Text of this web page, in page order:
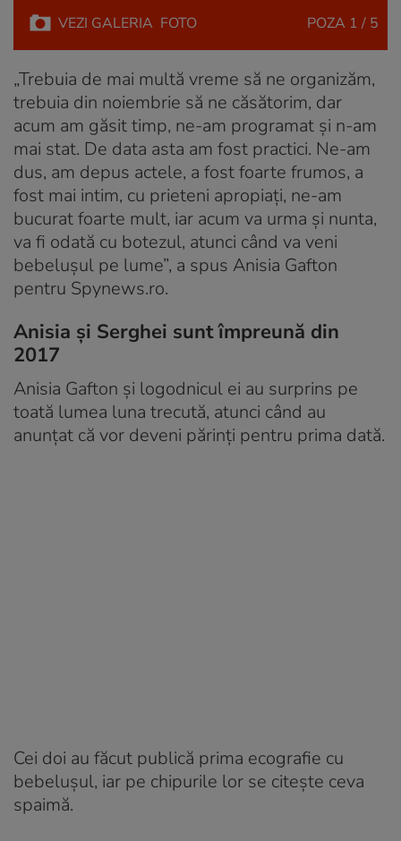
VEZI GALERIA FOTO POZA 1 / 5
„Trebuia de mai multă vreme să ne organizăm,
trebuia din noiembrie să ne căsătorim, dar
acum am găsit timp, ne-am programat și n-am
mai stat. De data asta am fost practici. Ne-am
dus, am depus actele, a fost foarte frumos, a
fost mai intim, cu prieteni apropiați, ne-am
bucurat foarte mult, iar acum va urma și nunta,
va fi odată cu botezul, atunci când va veni
bebelușul pe lume”, a spus Anisia Gafton
pentru Spynews.ro.
Anisia și Serghei sunt împreună din
2017
Anisia Gafton și logodnicul ei au surprins pe
toată lumea luna trecută, atunci când au
anunțat că vor deveni părinți pentru prima dată.
Cei doi au făcut publică prima ecografie cu
bebelușul, iar pe chipurile lor se citește ceva
spaimă.